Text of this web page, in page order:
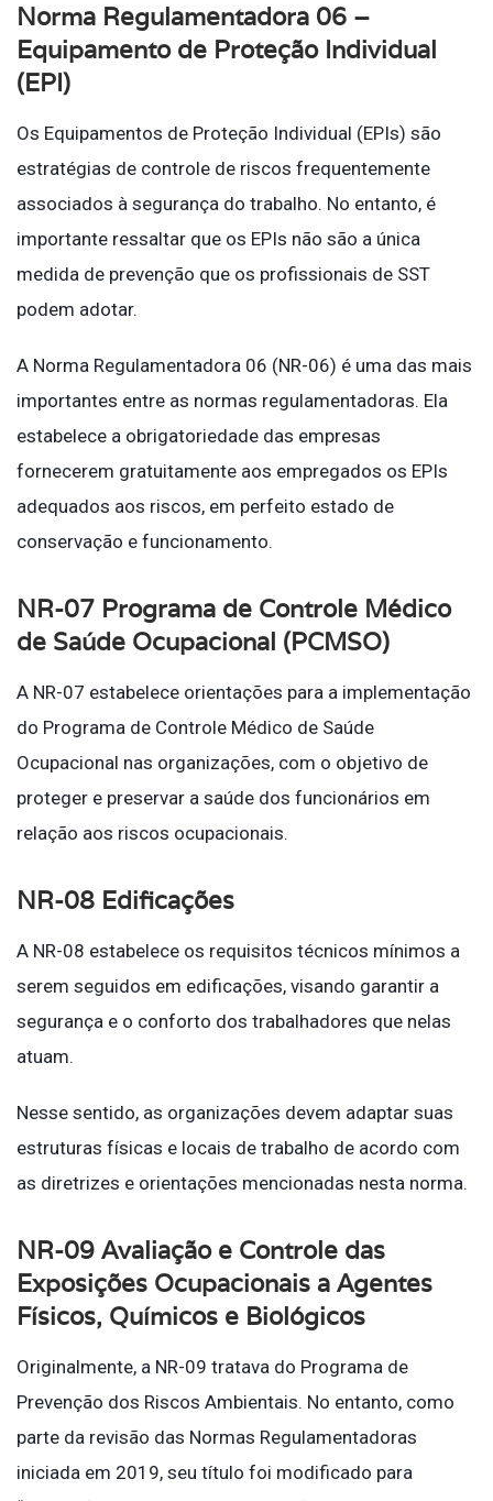
Norma Regulamentadora 06 –
Equipamento de Proteção Individual
(EPI)
Os Equipamentos de Proteção Individual (EPIs) são
estratégias de controle de riscos frequentemente
associados à segurança do trabalho. No entanto, é
importante ressaltar que os EPIs não são a única
medida de prevenção que os profissionais de SST
podem adotar.
A Norma Regulamentadora 06 (NR-06) é uma das mais
importantes entre as normas regulamentadoras. Ela
estabelece a obrigatoriedade das empresas
fornecerem gratuitamente aos empregados os EPIs
adequados aos riscos, em perfeito estado de
conservação e funcionamento.
NR-07 Programa de Controle Médico
de Saúde Ocupacional (PCMSO)
A NR-07 estabelece orientações para a implementação
do Programa de Controle Médico de Saúde
Ocupacional nas organizações, com o objetivo de
proteger e preservar a saúde dos funcionários em
relação aos riscos ocupacionais.
NR-08 Edificações
A NR-08 estabelece os requisitos técnicos mínimos a
serem seguidos em edificações, visando garantir a
segurança e o conforto dos trabalhadores que nelas
atuam.
Nesse sentido, as organizações devem adaptar suas
estruturas físicas e locais de trabalho de acordo com
as diretrizes e orientações mencionadas nesta norma.
NR-09 Avaliação e Controle das
Exposições Ocupacionais a Agentes
Físicos, Químicos e Biológicos
Originalmente, a NR-09 tratava do Programa de
Prevenção dos Riscos Ambientais. No entanto, como
parte da revisão das Normas Regulamentadoras
iniciada em 2019, seu título foi modificado para